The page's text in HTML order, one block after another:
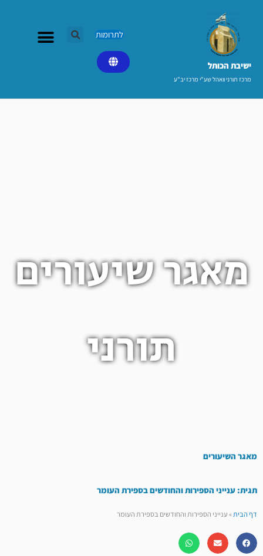
ישיבת הכותל​
מרכז תורני וואהל שע"י מרכז יב"ע
לתרומות
מאגר שיעורים
תורני
מאגר השיעורים
תגית: ענייני הספירות והחודשים בספירת העומר
דף הבית»ענייני הספירות והחודשים בספירת העומר